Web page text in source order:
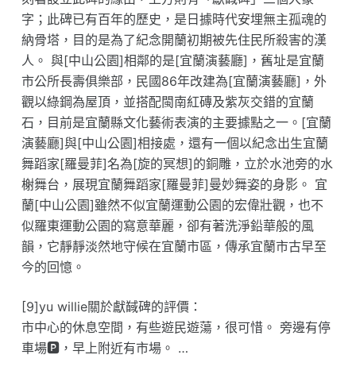
字；此碑已有百年的歷史，是日據時代安埋無主孤魂的
納骨塔，目的是為了紀念開蘭初期被先住民所殺害的漢
人。 與[中山公園]相鄰的是[宜蘭演藝廳]，舊址是宜蘭
市公所長壽俱樂部，民國86年改建為[宜蘭演藝廳]，外
觀以綠鋼為屋頂，並搭配閩南紅磚及紫灰交錯的宜蘭
石，目前是宜蘭縣文化藝術表演的主要據點之一。[宜蘭
演藝廳]與[中山公園]相接處，還有一個以紀念出生宜蘭
舞蹈家[羅曼菲]名為[旋的冥想]的銅雕，立於水池旁的水
榭舞台，展現宜蘭舞蹈家[羅曼菲]曼妙舞姿的身影。 宜
蘭[中山公園]雖然不似宜蘭運動公園的宏偉壯觀，也不
似羅東運動公園的寫意華麗，卻有著洗淨鉛華般的風
韻，它靜靜淡然地守候在宜蘭市區，傳承宜蘭市古早至
今的回憶。
[9]yu willie關於獻馘碑的評價：
市中心的休息空間，有些遊民遊蕩，很可惜。 旁邊有停
車場🅿️，早上附近有市場。 …